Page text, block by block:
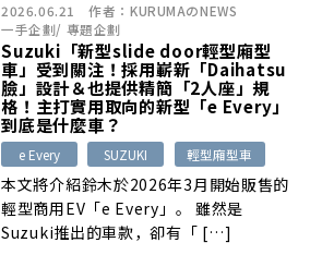
2026.06.21 作者： KURUMAのNEWS
一手企劃/ 專題企劃
Suzuki「新型slide door輕型廂型
車」受到關注！採用嶄新「Daihatsu
臉」設計＆也提供精簡「2人座」規
格！主打實用取向的新型「e Every」
到底是什麼車？
e Every SUZUKI 輕型廂型車
本文將介紹鈴木於2026年3月開始販售的
輕型商用EV「e Every」。 雖然是
Suzuki推出的車款，卻有「 […]